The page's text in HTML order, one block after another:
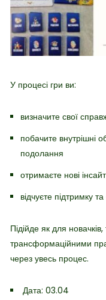
У процесі гри ви:
визначите свої
побачите внутрішні
подолання
отримаєте нові
відчуєте підтримку
Підійде як для
трансформаційними
через увесь процес.
Дата: 03.04